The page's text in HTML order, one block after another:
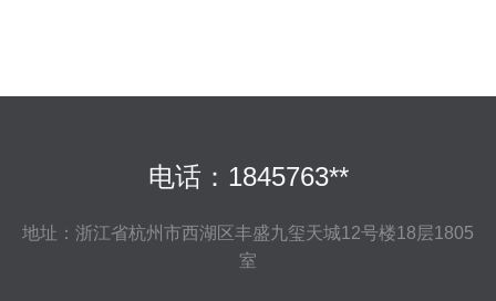
电话：1845763**
地址：浙江省杭州市西湖区丰盛九玺天城12号楼18层1805
室